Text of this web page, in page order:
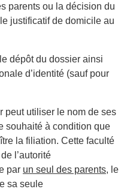
parents ou la décision du
justificatif de domicile au
dépôt du dossier ainsi
d’identité (sauf pour
peut utiliser le nom de ses
souhaité à condition que
la filiation. Cette faculté
l’autorité
par un seul des parents, le
sa seule